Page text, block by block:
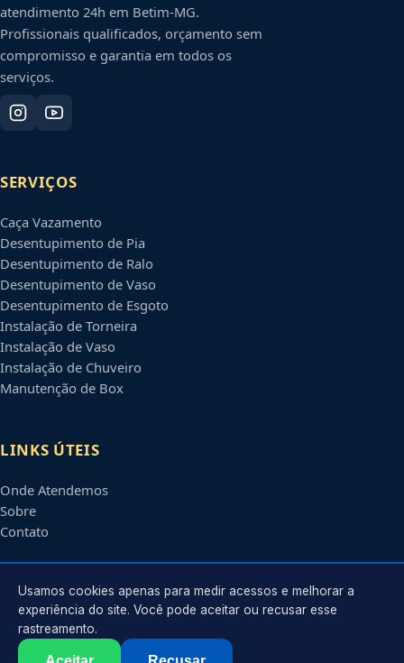
atendimento 24h em Betim-MG.
Profissionais qualificados, orçamento sem
compromisso e garantia em todos os
serviços.
SERVIÇOS
Caça Vazamento
Desentupimento de Pia
Desentupimento de Ralo
Desentupimento de Vaso
Desentupimento de Esgoto
Instalação de Torneira
Instalação de Vaso
Instalação de Chuveiro
Manutenção de Box
LINKS ÚTEIS
Onde Atendemos
Sobre
Contato
CONTATO
Atendimento em
contato@encanadorembetim.com.br
Usamos cookies apenas para medir acessos e melhorar a
experiência do site. Você pode aceitar ou recusar esse
rastreamento.